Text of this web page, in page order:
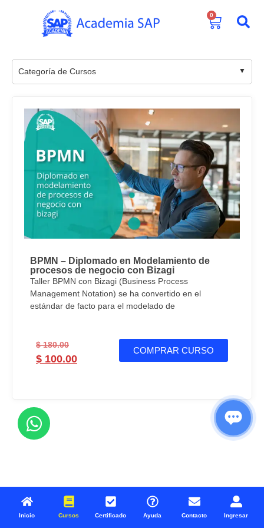
0
Categoría de Cursos
BPMN – Diplomado en Modelamiento de
procesos de negocio con Bizagi
Taller BPMN con Bizagi (Business Process
Management Notation) se ha convertido en el
estándar de facto para el modelado de
$180.00
$ 100.00
COMPRAR CURSO
Inicio Cursos Certificado Ayuda Contacto Ingresar